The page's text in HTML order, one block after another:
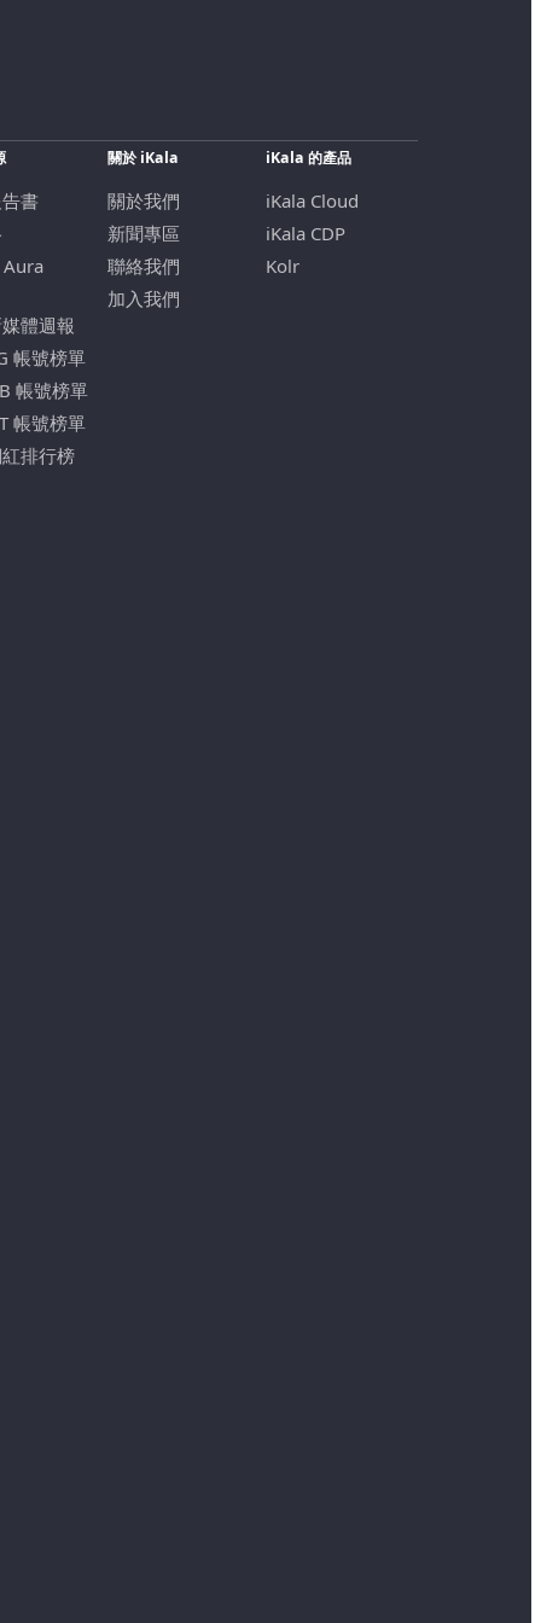
書
體週報
帳號榜單
帳號榜單
帳號榜單
排行榜
關於 iKala
關於我們
新聞專區
聯絡我們
加入我們
iKala 的產品
iKala Cloud
iKala CDP
Kolr